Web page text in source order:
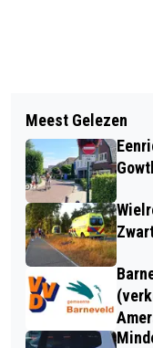
AUTO TEGEN
WEILAND IN
ONLINE
PLEEGZORG
Meest Gelezen